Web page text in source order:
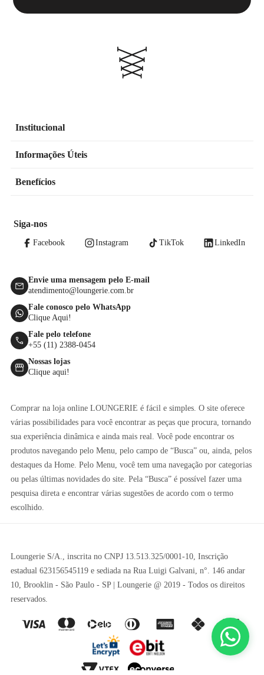
Institucional
Informações Úteis
Benefícios
Siga-nos
Facebook Instagram TikTok LinkedIn
Envie uma mensagem pelo E-mail
atendimento@loungerie.com.br
Fale conosco pelo WhatsApp
Clique Aqui!
Fale pelo telefone
+55 (11) 2388-0454
Nossas lojas
Clique aqui!
Comprar na loja online LOUNGERIE é fácil e simples. O site oferece
várias possibilidades para você encontrar as peças que procura, tornando
sua experiência dinâmica e ainda mais real. Você pode encontrar os
produtos navegando pelo Menu, pelo campo de “Busca” ou, ainda, pelos
destaques da Home. Pelo Menu, você tem uma navegação por categorias
ou pelas últimas novidades do site. Pela “Busca” é possível fazer uma
pesquisa direta e encontrar várias sugestões de acordo com o termo
escolhido.
Loungerie S/A., inscrita no CNPJ 13.513.325/0001-10, Inscrição
estadual 623156545119 e sediada na Rua Luigi Galvani, n°. 146 andar
10, Brooklin - São Paulo - SP | Loungerie @ 2019 - Todos os direitos
reservados.